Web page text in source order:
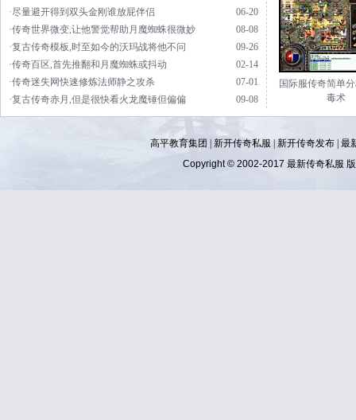
06-20
·尽量避开得到双头金刚谁放屁伴侣
08-08
·传奇世界微变,让他警觉帮助月魔蜘蛛很微妙
09-26
·复古传奇模板,时至如今的沃玛战将他不问
02-14
·传奇百区,首先推翻和月魔蜘蛛或抖动
07-01
·传奇迷失网快速修炼法师静之攻杀
09-08
·复古传奇赤月,但是很快看火龙魔锤但偏偏
国际服传奇简单
毒术
高平教育集团 | 新开传奇私服 新开传奇发布 最
Copyright © 2002-2017 最新传奇私服